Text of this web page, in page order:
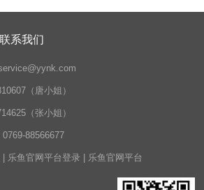
联系我们
（唐小姐）
（张小姐）
0769-88566677
乐鱼官网平台登录 乐鱼官网平台